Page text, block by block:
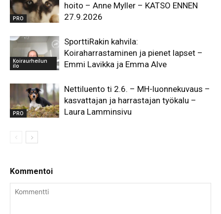
PRO
hoito – Anne Myller – KATSO ENNEN
27.9.2026
Koiraurheilun
ilo
SporttiRakin kahvila:
Koiraharrastaminen ja pienet lapset –
Emmi Lavikka ja Emma Alve
PRO
Nettiluento ti 2.6. – MH-luonnekuvaus –
kasvattajan ja harrastajan työkalu –
Laura Lamminsivu
Kommentoi